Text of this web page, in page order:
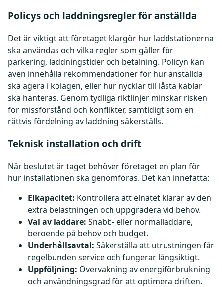
Policys och laddningsregler för anställda
Det är viktigt att företaget klargör hur laddstationerna
ska användas och vilka regler som gäller för
parkering, laddningstider och betalning. Policyn kan
även innehålla rekommendationer för hur anställda
ska agera i kölägen, eller hur nycklar till låsta kablar
ska hanteras. Genom tydliga riktlinjer minskar risken
för missförstånd och konflikter, samtidigt som en
rättvis fördelning av laddning säkerställs.
Teknisk installation och drift
När beslutet är taget behöver företaget en plan för
hur installationen ska genomföras. Det kan innefatta:
Elkapacitet: Kontrollera att elnätet klarar av den
extra belastningen och uppgradera vid behov.
Val av laddare: Snabb- eller normalladdare,
beroende på behov och budget.
Underhållsavtal: Säkerställa att utrustningen får
regelbunden service och fungerar långsiktigt.
Uppföljning: Övervakning av energiförbrukning
och användningsgrad för att optimera driften.